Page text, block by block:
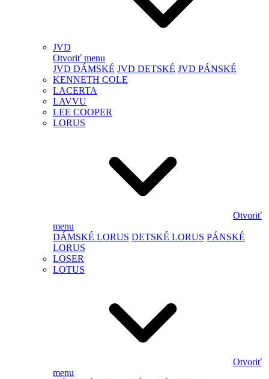
JVD
Otvoriť menu
JVD DÁMSKÉ JVD DETSKÉ JVD PÁNSKÉ
KENNETH COLE
LACERTA
LAVVU
LEE COOPER
LORUS
Otvoriť
menu
DÁMSKÉ LORUS DETSKÉ LORUS PÁNSKÉ
LORUS
LOSER
LOTUS
Otvoriť
menu